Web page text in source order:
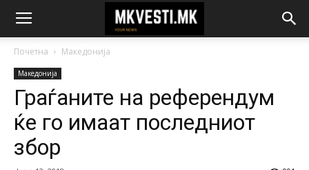
Почетна Македонија
Македонија
Граѓаните на референдум
ќе го имаат последниот
збор